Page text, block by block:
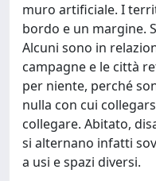
muro artificiale. I
bordo e un margine.
Alcuni sono in
campagne e le città
per niente, perché
nulla con cui
collegare. Abitato,
si alternano infatti
a usi e spazi diversi.